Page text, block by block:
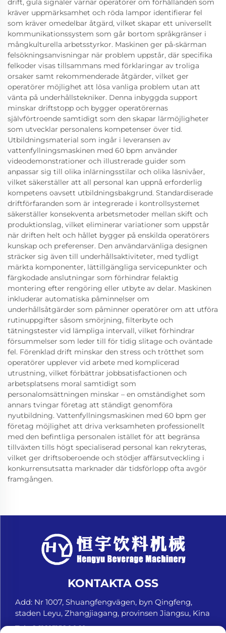
drift, gula signaler varnar operatörer om förhållanden som
kräver uppmärksamhet och röda lampor identifierar fel
som kräver omedelbar åtgärd, vilket skapar ett universellt
kommunikationssystem som går bortom språkgränser i
mångkulturella arbetsstyrkor. Maskinen ger på-skärman
felsökningsanvisningar när problem uppstår, där specifika
felkoder visas tillsammans med förklaringar av troliga
orsaker samt rekommenderade åtgärder, vilket ger
operatörer möjlighet att lösa vanliga problem utan att
vänta på underhållstekniker. Denna inbyggda support
minskar driftstopp och bygger operatörernas
självförtroende samtidigt som den skapar lärmöjligheter
som utvecklar personalens kompetenser över tid.
Utbildningsmaterial som ingår i leveransen av
vattenfyllningsmaskinen med 60 bpm använder
videodemonstrationer och illustrerade guider som
anpassar sig till olika inlärningsstilar och olika läsnivåer,
vilket säkerställer att all personal kan uppnå erforderlig
kompetens oavsett utbildningsbakgrund. Standardiserade
driftförfaranden som är integrerade i kontrollsystemet
säkerställer konsekventa arbetsmetoder mellan skift och
produktionslag, vilket eliminerar variationer som uppstår
när driften helt och hållet bygger på enskilda operatörers
kunskap och preferenser. Den användarvänliga designen
sträcker sig även till underhållsaktiviteter, med tydligt
märkta komponenter, lättillgängliga servicepunkter och
färgkodade anslutningar som förhindrar felaktig
montering efter rengöring eller utbyte av delar. Maskinen
inkluderar automatiska påminnelser om
underhållsåtgärder som påminner operatörer om att utföra
rutinuppgifter såsom smörjning, filterbyte och
tätningstester vid lämpliga intervall, vilket förhindrar
försummelser som leder till för tidig slitage och oväntade
fel. Förenklad drift minskar den stress och trötthet som
operatörer upplever vid arbete med komplicerad
utrustning, vilket förbättrar jobbsatisfactionen och
arbetsplatsens moral samtidigt som
personalomsättningen minskar – en omständighet som
annars tvingar företag att ständigt genomföra
nyutbildning. Vattenfyllningsmaskinen med 60 bpm ger
företag möjlighet att driva verksamheten professionellt
med den befintliga personalen istället för att begränsa
tillväxten tills högt specialiserad personal kan rekryteras,
vilket ger driftsoberoende och stödjer affärsutveckling i
konkurrensutsatta marknader där tidsförlopp ofta avgör
framgången.
KONTAKTA OSS
Add: Nr 1007, Shuangfengvägen, byn Qingfeng,
staden Leyu, Zhangjiagang, provinsen Jiangsu, Kina
Tel:+8618151580069